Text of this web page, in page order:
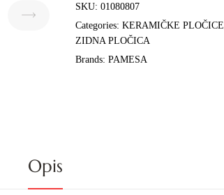
SKU: 01080807
Categories: KERAMIČKE PLOČICE
ZIDNA PLOČICA
Brands: PAMESA
Opis